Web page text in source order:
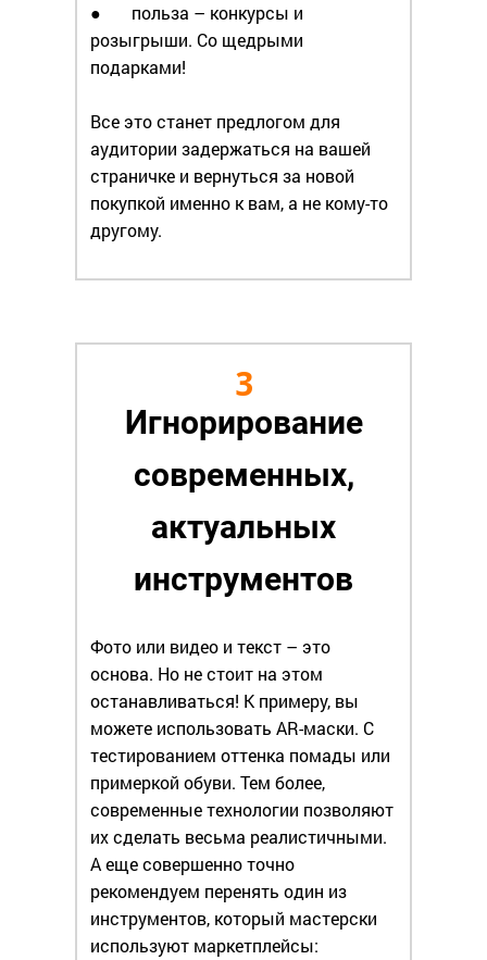
● польза – конкурсы и
розыгрыши. Со щедрыми
подарками!
Все это станет предлогом для
аудитории задержаться на вашей
страничке и вернуться за новой
покупкой именно к вам, а не кому-то
другому.
3
Игнорирование
современных,
актуальных
инструментов
Фото или видео и текст – это
основа. Но не стоит на этом
останавливаться! К примеру, вы
можете использовать AR-маски. С
тестированием оттенка помады или
примеркой обуви. Тем более,
современные технологии позволяют
их сделать весьма реалистичными.
А еще совершенно точно
рекомендуем перенять один из
инструментов, который мастерски
используют маркетплейсы: